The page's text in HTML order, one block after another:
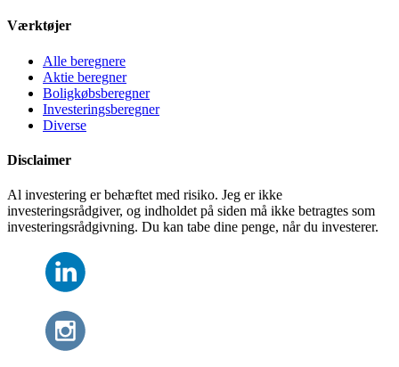
Værktøjer
Alle beregnere
Aktie beregner
Boligkøbsberegner
Investeringsberegner
Diverse
Disclaimer
Al investering er behæftet med risiko. Jeg er ikke
investeringsrådgiver, og indholdet på siden må ikke betragtes som
investeringsrådgivning. Du kan tabe dine penge, når du investerer.